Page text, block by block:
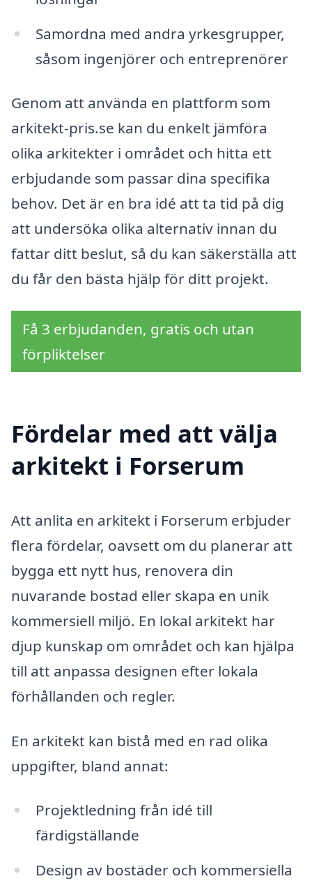
Samordna med andra yrkesgrupper,
såsom ingenjörer och entreprenörer
Genom att använda en plattform som
arkitekt-pris.se kan du enkelt jämföra
olika arkitekter i området och hitta ett
erbjudande som passar dina specifika
behov. Det är en bra idé att ta tid på dig
att undersöka olika alternativ innan du
fattar ditt beslut, så du kan säkerställa att
du får den bästa hjälp för ditt projekt.
Få 3 erbjudanden, gratis och utan
förpliktelser
Fördelar med att välja
arkitekt i Forserum
Att anlita en arkitekt i Forserum erbjuder
flera fördelar, oavsett om du planerar att
bygga ett nytt hus, renovera din
nuvarande bostad eller skapa en unik
kommersiell miljö. En lokal arkitekt har
djup kunskap om området och kan hjälpa
till att anpassa designen efter lokala
förhållanden och regler.
En arkitekt kan bistå med en rad olika
uppgifter, bland annat:
Projektledning från idé till
färdigställande
Design av bostäder och kommersiella